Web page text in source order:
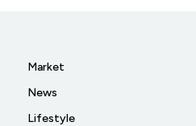
Market
News
Lifestyle